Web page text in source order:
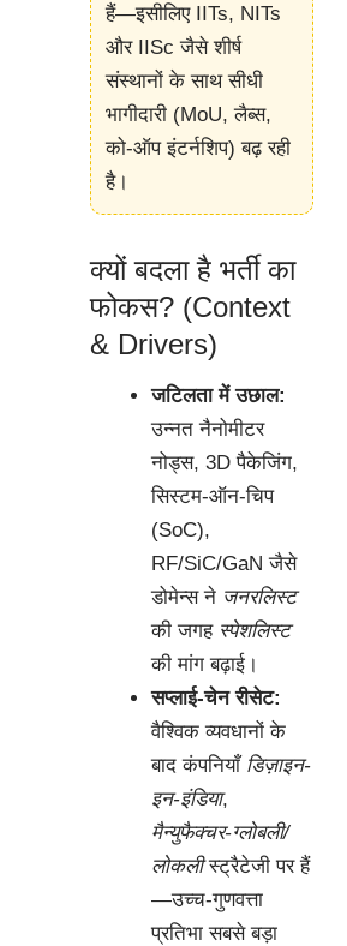
हैं—इसीलिए IITs, NITs
और IISc जैसे शीर्ष
संस्थानों के साथ सीधी
भागीदारी (MoU, लैब्स,
को-ऑप इंटर्नशिप) बढ़ रही
है।
क्यों बदला है भर्ती का
फोकस? (Context
& Drivers)
जटिलता में उछाल:
उन्नत नैनोमीटर
नोड्स, 3D पैकेजिंग,
सिस्टम-ऑन-चिप
(SoC),
RF/SiC/GaN जैसे
डोमेन्स ने जनरलिस्ट
की जगह स्पेशलिस्ट
की मांग बढ़ाई।
सप्लाई-चेन रीसेट:
वैश्विक व्यवधानों के
बाद कंपनियाँ डिज़ाइन-
इन-इंडिया,
मैन्युफैक्चर-ग्लोबली/
लोकलीस्ट्रैटेजी पर हैं
—उच्च-गुणवत्ता
प्रतिभा सबसे बड़ा